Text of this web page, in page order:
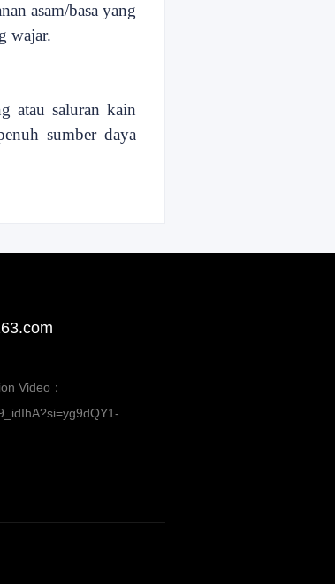
asam/basa yang
wajar.
atau saluran kain
sumber daya
Video：